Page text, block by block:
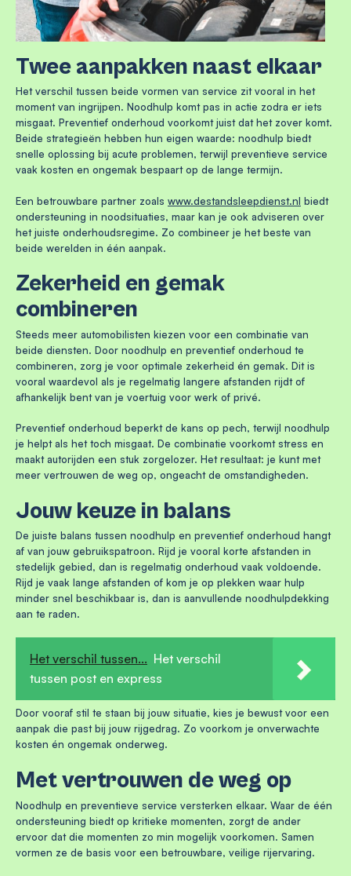
Twee aanpakken naast elkaar
Het verschil tussen beide vormen van service zit vooral in het
moment van ingrijpen. Noodhulp komt pas in actie zodra er iets
misgaat. Preventief onderhoud voorkomt juist dat het zover komt.
Beide strategieën hebben hun eigen waarde: noodhulp biedt
snelle oplossing bij acute problemen, terwijl preventieve service
vaak kosten en ongemak bespaart op de lange termijn.
Een betrouwbare partner zoals www.destandsleepdienst.nl biedt
ondersteuning in noodsituaties, maar kan je ook adviseren over
het juiste onderhoudsregime. Zo combineer je het beste van
beide werelden in één aanpak.
Zekerheid en gemak
combineren
Steeds meer automobilisten kiezen voor een combinatie van
beide diensten. Door noodhulp en preventief onderhoud te
combineren, zorg je voor optimale zekerheid én gemak. Dit is
vooral waardevol als je regelmatig langere afstanden rijdt of
afhankelijk bent van je voertuig voor werk of privé.
Preventief onderhoud beperkt de kans op pech, terwijl noodhulp
je helpt als het toch misgaat. De combinatie voorkomt stress en
maakt autorijden een stuk zorgelozer. Het resultaat: je kunt met
meer vertrouwen de weg op, ongeacht de omstandigheden.
Jouw keuze in balans
De juiste balans tussen noodhulp en preventief onderhoud hangt
af van jouw gebruikspatroon. Rijd je vooral korte afstanden in
stedelijk gebied, dan is regelmatig onderhoud vaak voldoende.
Rijd je vaak lange afstanden of kom je op plekken waar hulp
minder snel beschikbaar is, dan is aanvullende noodhulpdekking
aan te raden.
Het verschil tussen... Het verschil
tussen post en express
Door vooraf stil te staan bij jouw situatie, kies je bewust voor een
aanpak die past bij jouw rijgedrag. Zo voorkom je onverwachte
kosten én ongemak onderweg.
Met vertrouwen de weg op
Noodhulp en preventieve service versterken elkaar. Waar de één
ondersteuning biedt op kritieke momenten, zorgt de ander
ervoor dat die momenten zo min mogelijk voorkomen. Samen
vormen ze de basis voor een betrouwbare, veilige rijervaring.